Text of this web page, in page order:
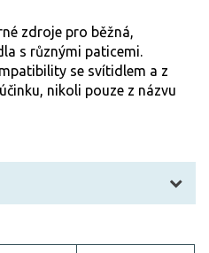
zdroje pro běžná,
s různými paticemi.
se svítidlem a z
nikoli pouze z názvu